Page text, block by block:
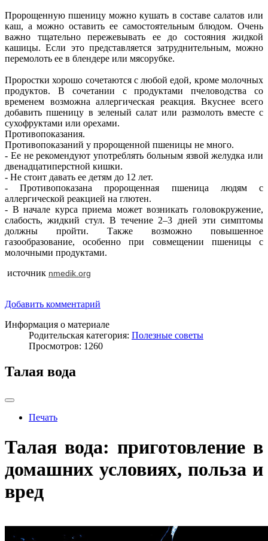
Пророщенную пшеницу можно кушать в составе салатов или
каш, а можно оставить ее самостоятельным блюдом. Очень
важно тщательно пережевывать ее до состояния жидкой
кашицы. Если это представляется затруднительным, можно
перемолоть ее в блендере или мясорубке.
Проростки хорошо сочетаются с любой едой, кроме молочных
продуктов. В сочетании с продуктами пчеловодства со
временем возможна аллергическая реакция. Вкуснее всего
добавить пшеницу в зеленый салат или размолоть вместе с
сухофруктами или орехами.
Противопоказания.
Противопоказаний у пророщенной пшеницы не много.
- Ее не рекомендуют употреблять больным язвой желудка или
двенадцатиперстной кишки.
- Не стоит давать ее детям до 12 лет.
- Противопоказана пророщенная пшеница людям с
аллергической реакцией на глютен.
- В начале курса приема может возникать головокружение,
слабость, жидкий стул. В течение 2–3 дней эти симптомы
должны пройти. Также возможно повышенное
газообразование, особенно при совмещении пшеницы с
молочными продуктами.
источник nmedik.org
Добавить комментарий
Информация о материале
Родительская категория: Полезные советы
Просмотров: 1260
Талая вода
Печать
Талая вода: приготовление в
домашних условиях, польза и
вред